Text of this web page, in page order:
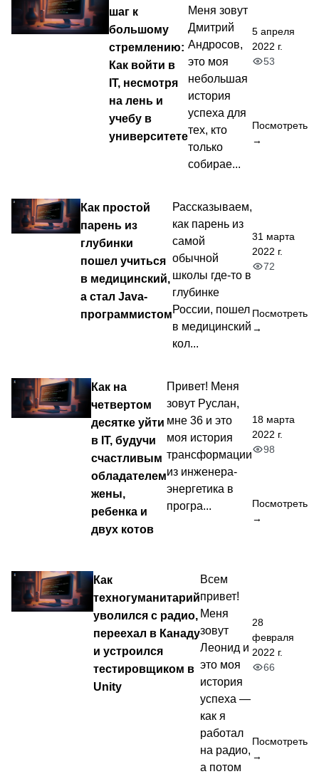
шаг к
большому
стремлению:
Как войти в
IT, несмотря
на лень и
учебу в
университете
Меня зовут
Дмитрий
Андросов,
это моя
небольшая
история
успеха для
тех, кто
только
собирае...
5 апреля
2022 г.
53
Посмотреть
→
Как простой
парень из
глубинки
пошел учиться
в медицинский,
а стал Java-
программистом
Рассказываем,
как парень из
самой
обычной
школы где-то в
глубинке
России, пошел
в медицинский
кол...
31 марта
2022 г.
72
Посмотреть
→
Как на
четвертом
десятке уйти
в IT, будучи
счастливым
обладателем
жены,
ребенка и
двух котов
Привет! Меня
зовут Руслан,
мне 36 и это
моя история
трансформации
из инженера-
энергетика в
програ...
18 марта
2022 г.
98
Посмотреть
→
Как
техногуманитарий
уволился с радио,
переехал в Канаду
и устроился
тестировщиком в
Unity
Всем
привет!
Меня
зовут
Леонид и
это моя
история
успеха —
как я
работал
на радио,
а потом
28
февраля
2022 г.
66
Посмотреть
→